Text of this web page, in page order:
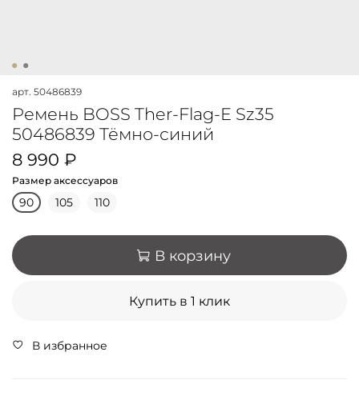
арт. 50486839
Ремень BOSS Ther-Flag-E Sz35
50486839 Тёмно-синий
8 990 ₽
Размер аксессуаров
90 105 110
В корзину
Купить в 1 клик
В избранное